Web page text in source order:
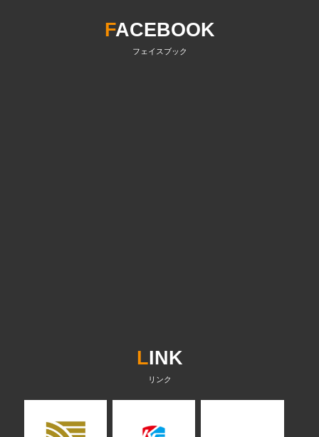
LINK
FACEBOOK